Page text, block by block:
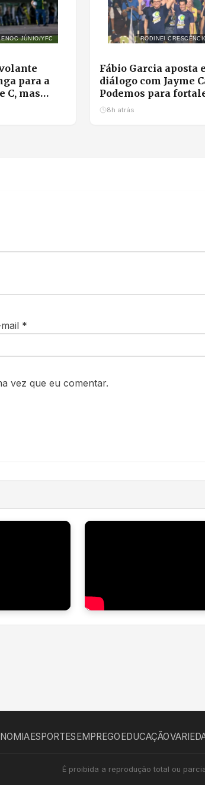
JÚNIO/YFC
para a
C, mas
2027
RODINEI
Fábio Garcia aposta
diálogo com Jayme
Podemos para
chapa com Pivetta
8h atrás
*
vez que eu comentar.
ESPORTESEMPREGOEDUCAÇÃO
É proibida a reprodução total ou